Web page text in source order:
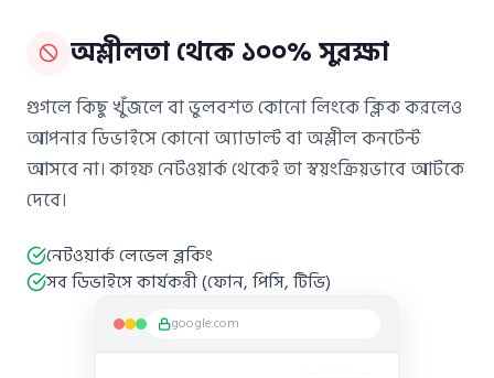
অশ্লীলতা থেকে ১০০% সুরক্ষা
গুগলে কিছু খুঁজলে বা ভুলবশত কোনো লিংকে ক্লিক করলেও
আপনার ডিভাইসে কোনো অ্যাডাল্ট বা অশ্লীল কনটেন্ট
আসবে না। কাহফ নেটওয়ার্ক থেকেই তা স্বয়ংক্রিয়ভাবে আটকে
দেবে।
নেটওয়ার্ক লেভেল ব্লকিং
সব ডিভাইসে কার্যকরী (ফোন, পিসি, টিভি)
google.com